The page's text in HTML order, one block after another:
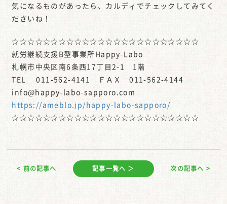
気になるものがあったら、カルディでチェックしてみてく
ださいね！
☆☆☆☆☆☆☆☆☆☆☆☆☆☆☆☆☆☆☆☆☆☆☆☆
就労継続支援B型事業所Happy-Labo
札幌市中央区南6条西17丁目2-1 1階
TEL 011-562-4141 ＦＡＸ 011-562-4144
info@happy-labo-sapporo.com
https://ameblo.jp/happy-labo-sapporo/
☆☆☆☆☆☆☆☆☆☆☆☆☆☆☆☆☆☆☆☆☆☆☆☆
< 前の記事へ 記事一覧へ ＞ 次の記事へ >